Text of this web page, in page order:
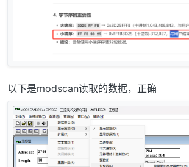
以下是modscan读取的数据，正确